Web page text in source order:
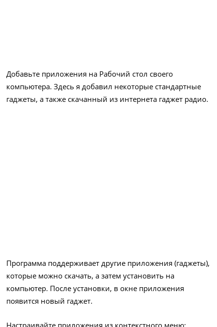
Добавьте приложения на Рабочий стол своего
компьютера. Здесь я добавил некоторые стандартные
гаджеты, а также скачанный из интернета гаджет радио.
Программа поддерживает другие приложения (гаджеты),
которые можно скачать, а затем установить на
компьютер. После установки, в окне приложения
появится новый гаджет.